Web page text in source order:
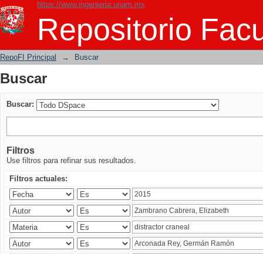
https://www.ingenieria.unam.mx
Repositorio
Buscar
RepoFI Principal → Buscar
Buscar
Buscar:
Filtros
Use filtros para refinar sus resultados.
Filtros actuales: